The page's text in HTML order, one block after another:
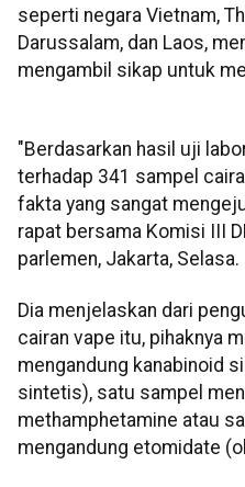
seperti negara Vietnam,
Darussalam, dan Laos,
mengambil sikap untuk
"Berdasarkan hasil uji
terhadap 341 sampel
fakta yang sangat
rapat bersama Komisi III
parlemen, Jakarta, Selasa.
Dia menjelaskan dari
cairan vape itu, pihaknya
mengandung kanabinoid
sintetis), satu sampel
methamphetamine atau
mengandung etomidate